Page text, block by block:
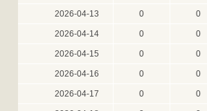
2026-04-13 0 0
2026-04-14 0 0
2026-04-15 0 0
2026-04-16 0 0
2026-04-17 0 0